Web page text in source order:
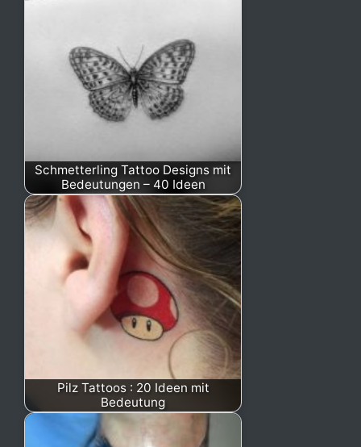
Schmetterling Tattoo Designs mit
Bedeutungen – 40 Ideen
Pilz Tattoos : 20 Ideen mit
Bedeutung